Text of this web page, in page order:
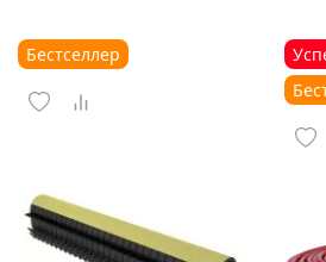
Бестселлер